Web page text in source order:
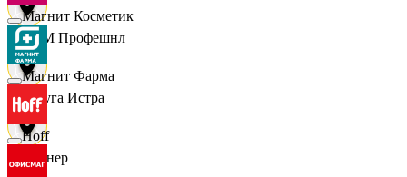
АСМ Профешнл
Белуга Истра
Вайнер
Магнит Косметик
Магнит Фарма
Hoff